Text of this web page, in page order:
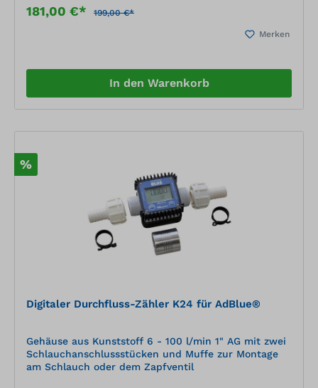
181,00 €* 199,00 €*
Merken
In den Warenkorb
%
Digitaler Durchfluss-Zähler K24 für AdBlue®
Gehäuse aus Kunststoff 6 - 100 l/min 1" AG mit zwei
Schlauchanschlussstücken und Muffe zur Montage
am Schlauch oder dem Zapfventil